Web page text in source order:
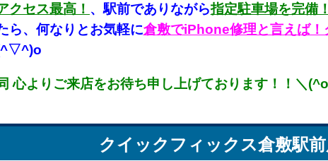
クセス最高！ 、駅前でありながら指定駐車場を完備！
ら、何なりとお気軽に倉敷でiPhone修理と言えば
心よりご来店をお待ち申し上げております！！＼
クイックフィックス倉敷駅